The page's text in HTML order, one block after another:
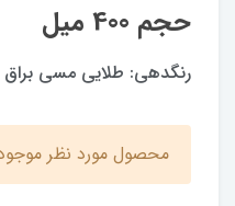
حجم 400 میل
رنگدهی: طلایی مسی
محصول مورد نظر